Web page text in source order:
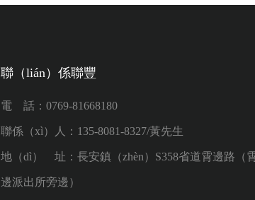
聯（lián）係聯豐
電 話：0769-81668180
聯係（xì）人：135-8081-8327/黃先生
地（dì） 址：長安鎮（zhèn）S358省道霄邊路（
邊派出所旁邊）